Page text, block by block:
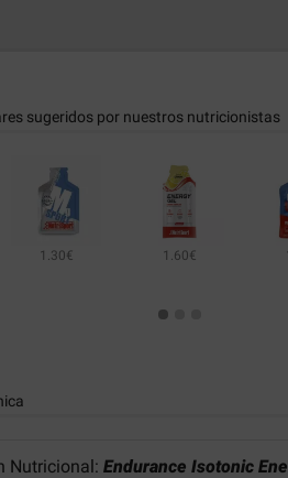
sugeridos por nuestros nutricionistas
1.30€ 1.60€
Nutricional: Endurance Isotonic